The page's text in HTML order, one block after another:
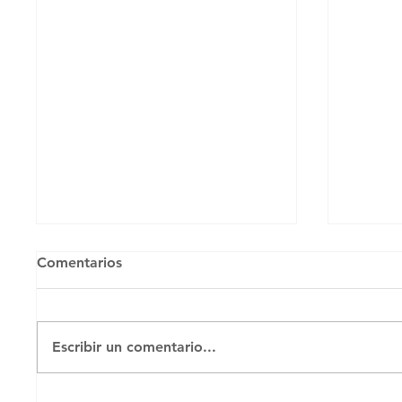
Comentarios
Escribir un comentario...